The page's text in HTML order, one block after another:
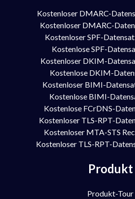
Kostenloser DMARC-
Kostenloser DMARC-
Kostenloser SPF-
Kostenlose SPF-
Kostenloser DKIM-
Kostenlose DKIM-
Kostenloser BIMI-
Kostenlose BIMI-
Kostenlose FCrDNS-
Kostenloser TLS-RPT-
Kostenloser MTA-STS
Kostenloser TLS-RPT-
Produkt
Produkt-Tour